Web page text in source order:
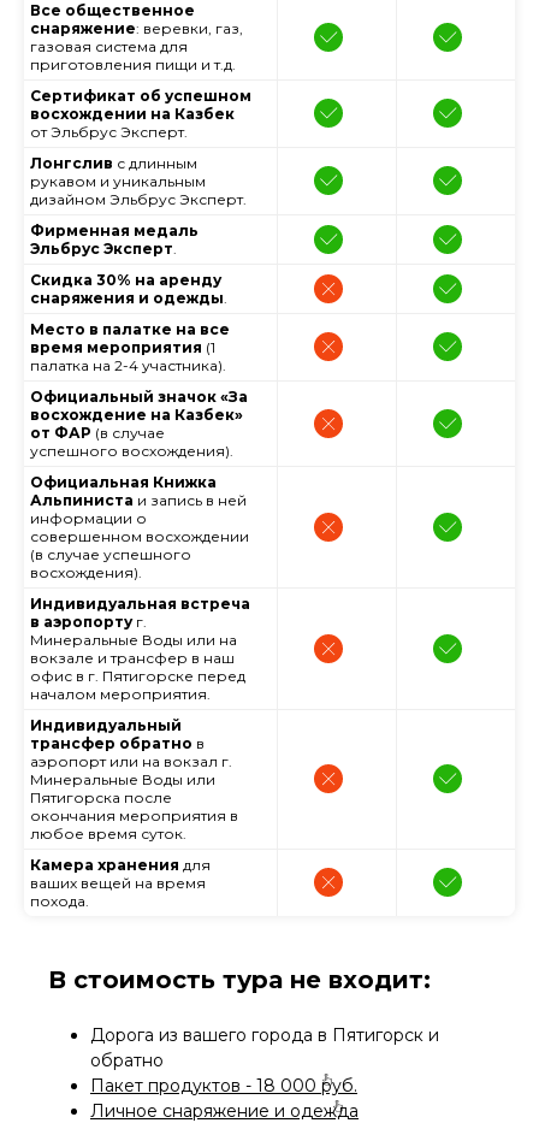
Все общественное
снаряжение: веревки, газ,
газовая система для
приготовления пищи и т.д.
Сертификат об успешном
восхождении на Казбек
от Эльбрус Эксперт.
Лонгслив с длинным
рукавом и уникальным
дизайном Эльбрус Эксперт.
Фирменная медаль
Эльбрус Эксперт.
Скидка 30% на аренду
снаряжения и одежды.
Место в палатке на все
время мероприятия (1
палатка на 2-4 участника).
Официальный значок «За
восхождение на Казбек»
от ФАР (в случае
успешного восхождения).
Официальная Книжка
Альпиниста и запись в ней
информации о
совершенном восхождении
(в случае успешного
восхождения).
Индивидуальная встреча
в аэропорту г.
Минеральные Воды или на
вокзале и трансфер в наш
офис в г. Пятигорске перед
началом мероприятия.
Индивидуальный
трансфер обратно в
аэропорт или на вокзал г.
Минеральные Воды или
Пятигорска после
окончания мероприятия в
любое время суток.
Камера хранения для
ваших вещей на время
похода.
Дорога из вашего города в Пятигорск и
обратно
Пакет продуктов - 18 000 руб.
Личное снаряжение и одежда
В стоимость тура не входит: